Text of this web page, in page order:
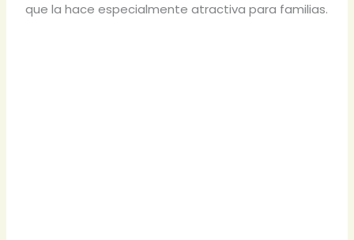
que la hace especialmente atractiva para familias.